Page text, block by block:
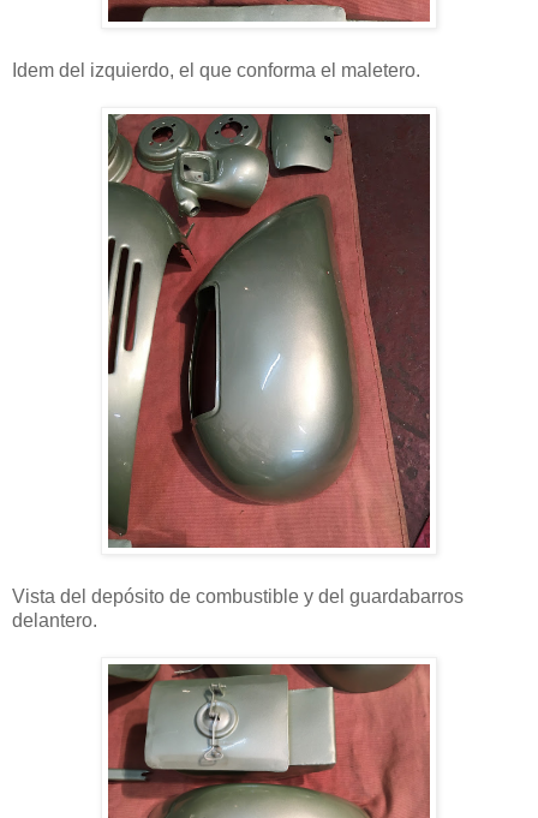
Idem del izquierdo, el que conforma el maletero.
Vista del depósito de combustible y del guardabarros
delantero.